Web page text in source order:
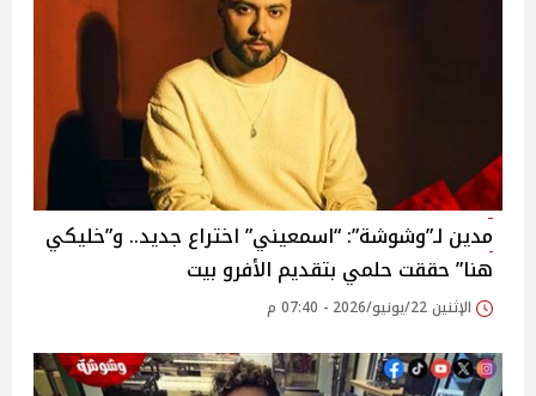
مدين لـ”وشوشة”: “اسمعيني” اختراع جديد.. و”خليكي
هنا” حققت حلمي بتقديم الأفرو بيت
الإثنين 22/يونيو/2026 - 07:40 م